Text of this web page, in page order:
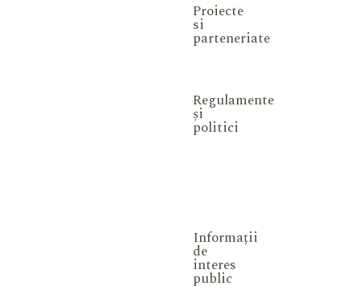
Proiecte
si
parteneriate
Regulamente
și
politici
Informații
de
interes
public